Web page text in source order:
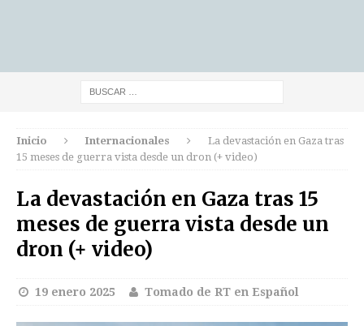
Inicio Internacionales
La devastación en Gaza tras
15 meses de guerra vista desde un dron (+ video)
La devastación en Gaza tras 15
meses de guerra vista desde un
dron (+ video)
19 enero 2025 Tomado de RT en Español